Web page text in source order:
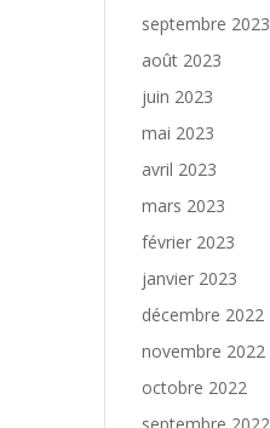
septembre 2023
août 2023
juin 2023
mai 2023
avril 2023
mars 2023
février 2023
janvier 2023
décembre 2022
novembre 2022
octobre 2022
septembre 2022